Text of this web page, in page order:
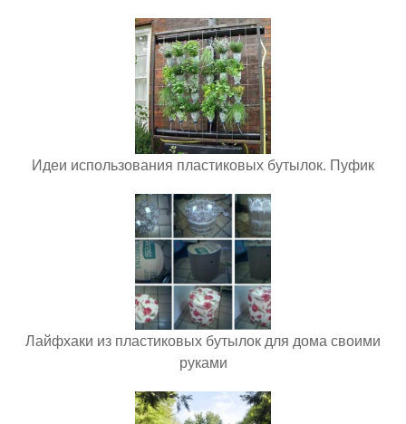
Идеи использования пластиковых бутылок. Пуфик
Лайфхаки из пластиковых бутылок для дома своими
руками